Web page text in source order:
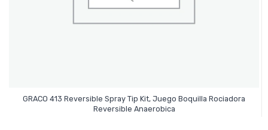
GRACO 413 Reversible Spray Tip Kit, Juego Boquilla Rociadora
Reversible Anaerobica
Leer Más